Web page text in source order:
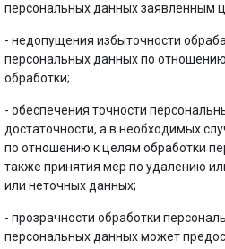
персональных данных заявленным
- недопущения избыточности
персональных данных по
обработки;
- обеспечения точности
достаточности, а в необходимых
по отношению к целям обработки
также принятия мер по удалению
или неточных данных;
- прозрачности обработки
персональных данных может